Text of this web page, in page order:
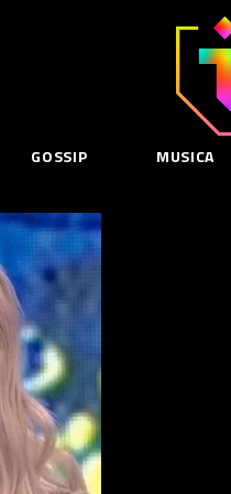
Trash
Italiano
RISORSE
Privacy Policy
Policy Contenuti
GOSSIP MUSICA